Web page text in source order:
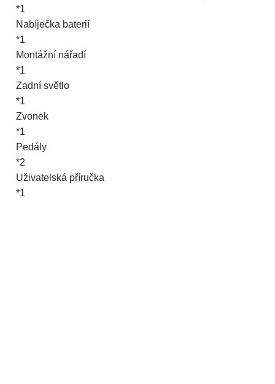
*1
Nabíječka baterií
*1
Montážní nářadí
*1
Zadní světlo
*1
Zvonek
*1
Pedály
*2
Uživatelská příručka
*1